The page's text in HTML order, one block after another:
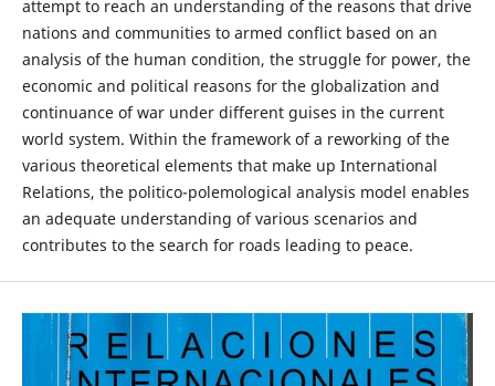
attempt to reach an understanding of the reasons that drive
nations and communities to armed conflict based on an
analysis of the human condition, the struggle for power, the
economic and political reasons for the globalization and
continuance of war under different guises in the current
world system. Within the framework of a reworking of the
various theoretical elements that make up International
Relations, the politico-polemological analysis model enables
an adequate understanding of various scenarios and
contributes to the search for roads leading to peace.